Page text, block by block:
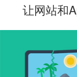
让网站和